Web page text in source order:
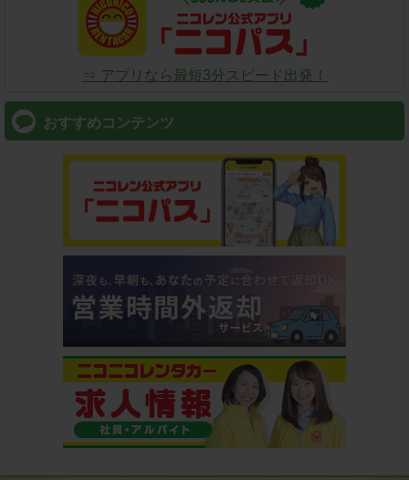
⇒ アプリなら最短3分スピード出発！
おすすめコンテンツ